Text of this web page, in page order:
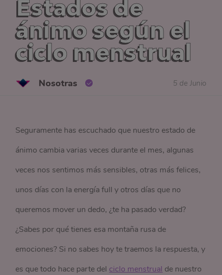
Estados de
ánimo según el
ciclo menstrual
Nosotras 5 de Junio
Seguramente has escuchado que nuestro estado de
ánimo cambia varias veces durante el mes, algunas
veces nos sentimos más sensibles, otras más felices,
unos días con la energía full y otros días que no
queremos mover un dedo, ¿te ha pasado verdad?
¿Sabes por qué tienes esa montaña rusa de
emociones? Si no sabes hoy te traemos la respuesta, y
es que todo hace parte del ciclo menstrual de nuestro